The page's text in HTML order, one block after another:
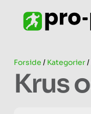
Forside / Kategorier/
Krus